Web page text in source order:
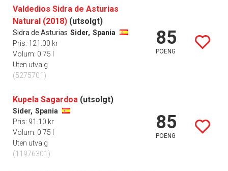
Valdedios Sidra de Asturias
Natural (2018) (utsolgt)
Sidra de Asturias Sider, Spania
Pris: 121.00 kr
Volum: 0.75 l
Uten utvalg
(5275701)
85
POENG
Kupela Sagardoa (utsolgt)
Sider, Spania
Pris: 91.10 kr
Volum: 0.75 l
Uten utvalg
(11976301)
85
POENG